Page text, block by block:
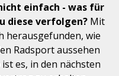
einfach - was für
diese verfolgen? Mit
wie
Radsport aussehen
es, in den nächsten